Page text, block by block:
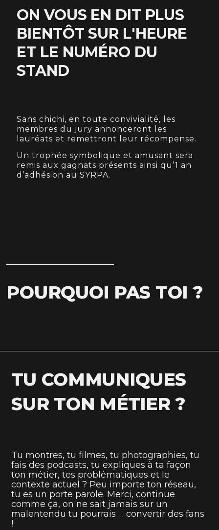
ON VOUS EN DIT PLUS
BIENTÔT SUR L'HEURE
ET LE NUMÉRO DU
STAND
Sans chichi, en toute convivialité, les
membres du jury annonceront les
lauréats et remettront leur récompense.
Un trophée symbolique et amusant sera
remis aux gagnats présents ainsi qu’1 an
d’adhésion au SYRPA.
POURQUOI PAS TOI ?
TU COMMUNIQUES
SUR TON MÉTIER ?
Tu montres, tu filmes, tu photographies, tu
fais des podcasts, tu expliques à ta façon
ton métier, tes problématiques et le
contexte actuel ? Peu importe ton réseau,
tu es un porte parole. Merci, continue
comme ça, on ne sait jamais sur un
malentendu tu pourrais … convertir des fans
!